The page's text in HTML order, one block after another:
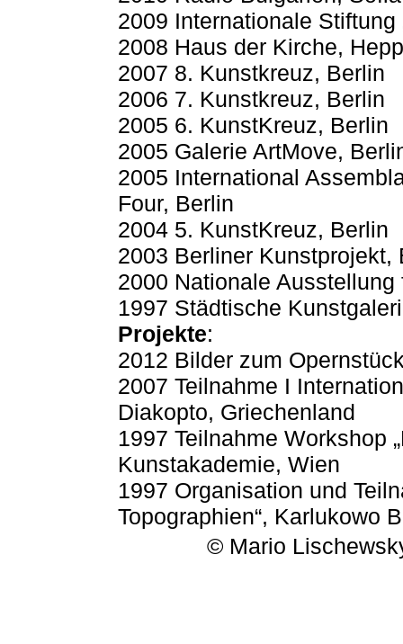
2009 Internationale Stiftung
2008 Haus der Kirche,
2007 8. Kunstkreuz, Berlin
2006 7. Kunstkreuz, Berlin
2005 6. KunstKreuz, Berlin
2005 Galerie ArtMove,
2005 International
Four, Berlin
2004 5. KunstKreuz, Berlin
2003 Berliner Kunstprojekt,
2000 Nationale
1997 Städtische
Projekte:
2012 Bilder zum
2007 Teilnahme I
Diakopto, Griechenland
1997 Teilnahme Workshop
Kunstakademie, Wien
1997 Organisation und
Topographien“, Karlukowo
© Mario